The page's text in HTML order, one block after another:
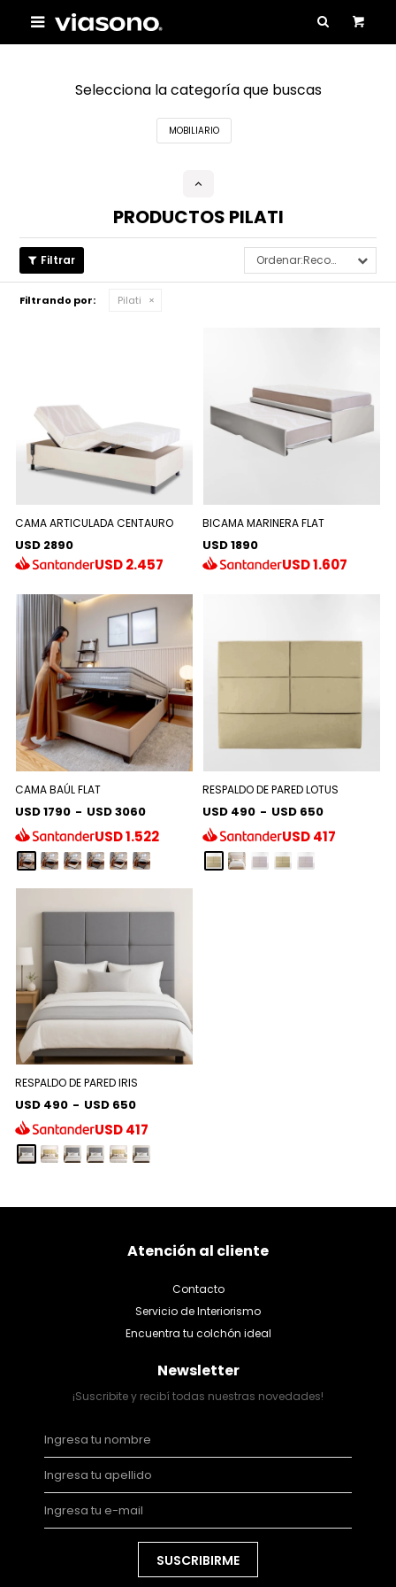

Selecciona la categoría que buscas
MOBILIARIO
PRODUCTOS PILATI
Recomendados
Filtrando por: Pilati
CAMA ARTICULADA CENTAURO
USD 2890
USD2.457
BICAMA MARINERA FLAT
USD 1890
USD1.607
CAMA BAÚL FLAT
USD 1790 - USD 3060
USD1.522
RESPALDO DE PARED LOTUS
USD 490 - USD 650
USD417
RESPALDO DE PARED IRIS
USD 490 - USD 650
USD417
Atención al cliente
Contacto
Servicio de Interiorismo
Encuentra tu colchón ideal
Newsletter
¡Suscribite y recibí todas nuestras novedades!
SUSCRIBIRME